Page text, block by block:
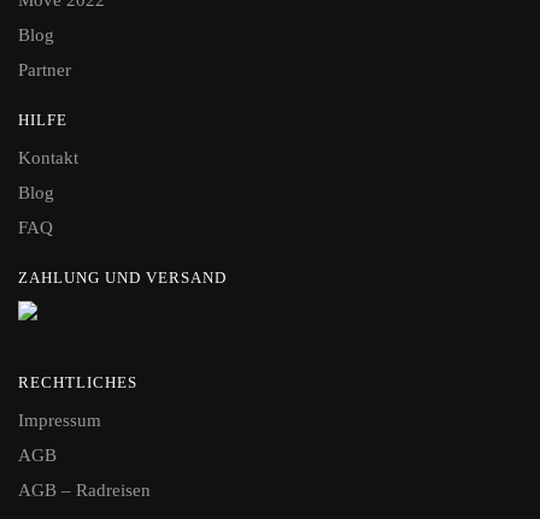
Blog
Partner
HILFE
Kontakt
Blog
FAQ
ZAHLUNG UND VERSAND
RECHTLICHES
Impressum
AGB
AGB – Radreisen